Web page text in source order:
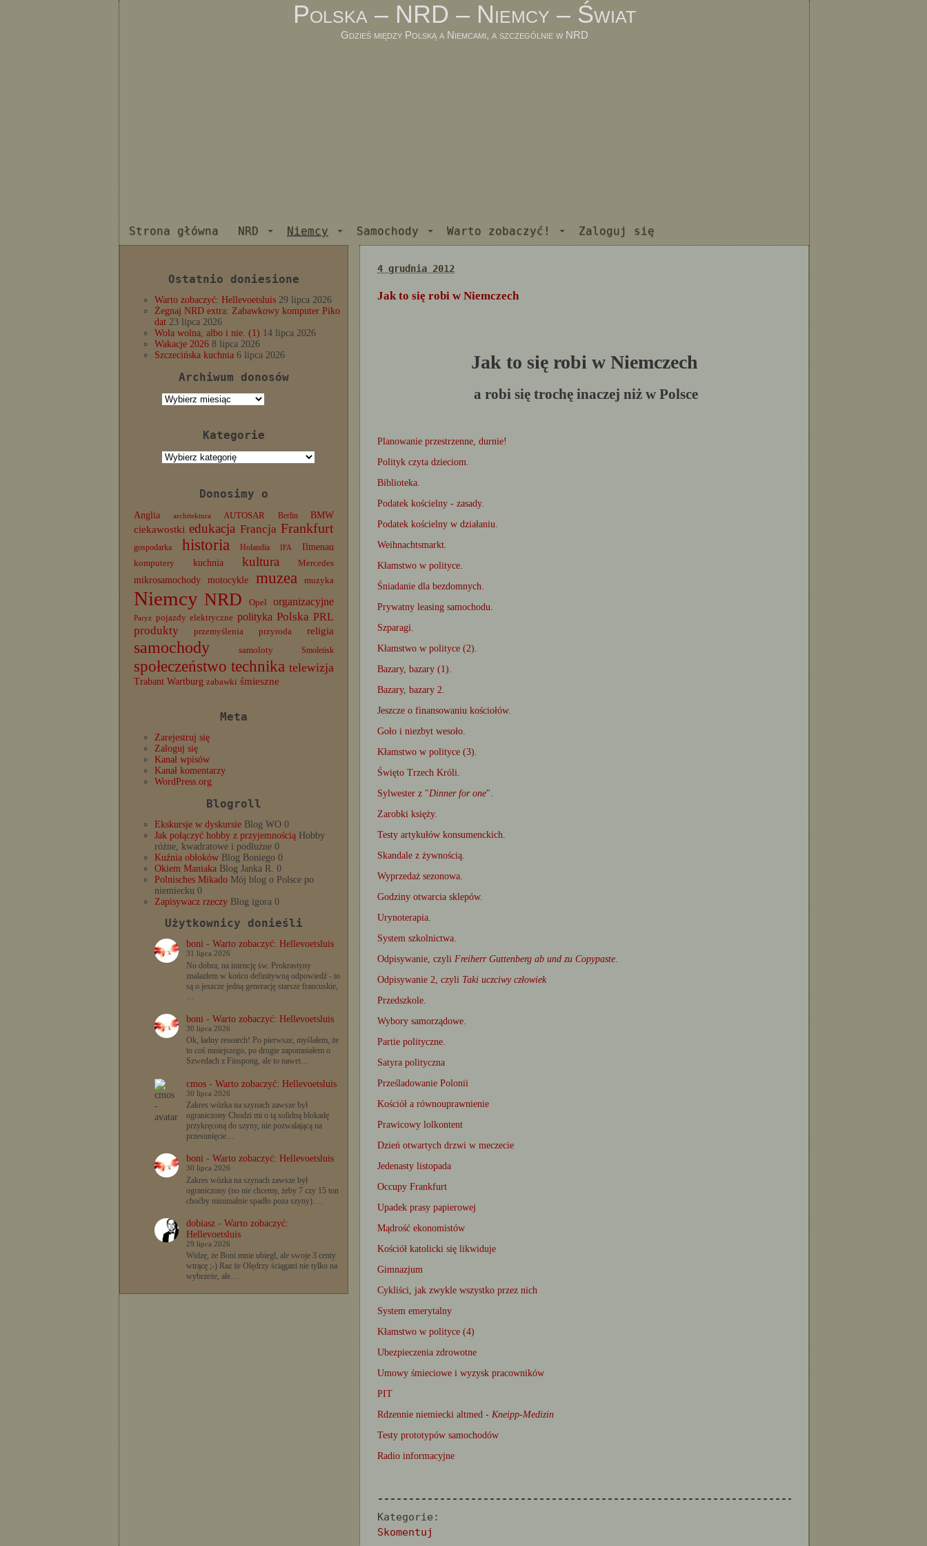
Polska – NRD – Niemcy – Świat
Gdzieś między Polską a Niemcami, a szczególnie w NRD
Strona główna NRD Niemcy Samochody Warto zobaczyć! Zaloguj się
Ostatnio doniesione
Warto zobaczyć: Hellevoetsluis 29 lipca 2026
Żegnaj NRD extra: Zabawkowy komputer Piko
dat 23 lipca 2026
Wola wolna, albo i nie. (1) 14 lipca 2026
Wakacje 2026 8 lipca 2026
Szczecińska kuchnia 6 lipca 2026
Archiwum donosów
Archiwum
Kategorie
Kategorie
Donosimy o
Anglia architektura AUTOSAR Berlin BMW
ciekawostki edukacja Francja Frankfurt
gospodarka historia Holandia IFA
Ilmenau
komputery
kuchnia kultura Mercedes
mikrosamochody motocykle muzea muzyka
Niemcy NRD Opel organizacyjne
Paryż pojazdy elektryczne polityka Polska PRL
produkty
przemyślenia przyroda religia
samochody samoloty Smoleńsk
społeczeństwo technika telewizja
Trabant Wartburg zabawki śmieszne
Meta
Zarejestruj się
Zaloguj się
Kanał wpisów
Kanał komentarzy
WordPress.org
Blogroll
Ekskursje w dyskursie Blog WO 0
Jak połączyć hobby z przyjemnością Hobby
różne, kwadratowe i podłużne 0
Kuźnia obłoków Blog Boniego 0
Okiem Maniaka Blog Janka R. 0
Polnisches Mikado Mój blog o Polsce po
niemiecku 0
Zapisywacz rzeczy Blog igora 0
Użytkownicy donieśli
boni- Warto zobaczyć: Hellevoetsluis
31 lipca 2026
No dobra, na intencję św. Prokrastyny
znalazłem w końcu definitywną odpowiedź - to
są o jeszcze jedną generację starsze francuskie,
…
boni- Warto zobaczyć: Hellevoetsluis
30 lipca 2026
Ok, ładny research! Po pierwsze, myślałem, że
to coś mniejszego, po drugie zapomniałem o
Szwedach z Finspong, ale to nawet…
cmos- Warto zobaczyć: Hellevoetsluis
30 lipca 2026
Zakres wózka na szynach zawsze był
ograniczony Chodzi mi o tą solidną blokadę
przykręconą do szyny, nie pozwalającą na
przesunięcie…
boni- Warto zobaczyć: Hellevoetsluis
30 lipca 2026
Zakres wózka na szynach zawsze był
ograniczony (no nie chcemy, żeby 7 czy 15 ton
choćby minimalnie spadło poza szyny).…
dobiasz- Warto zobaczyć:
Hellevoetsluis
29 lipca 2026
Widzę, że Boni mnie ubiegł, ale swoje 3 centy
wtrącę ;-) Raz że Olędrzy ściągani nie tylko na
wybrzeże, ale…
4 grudnia 2012
Jak to się robi w Niemczech
Jak to się robi w Niemczech
a robi się trochę inaczej niż w Polsce
Planowanie przestrzenne, durnie!
Polityk czyta dzieciom.
Biblioteka.
Podatek kościelny - zasady.
Podatek kościelny w działaniu.
Weihnachtsmarkt.
Kłamstwo w polityce.
Śniadanie dla bezdomnych.
Prywatny leasing samochodu.
Szparagi.
Kłamstwo w polityce (2).
Bazary, bazary (1).
Bazary, bazary 2.
Jeszcze o finansowaniu kościołów.
Goło i niezbyt wesoło.
Kłamstwo w polityce (3).
Święto Trzech Króli.
Sylwester z "Dinner for one".
Zarobki księży.
Testy artykułów konsumenckich.
Skandale z żywnością.
Wyprzedaż sezonowa.
Godziny otwarcia sklepów.
Urynoterapia.
System szkolnictwa.
Odpisywanie, czyli Freiherr Guttenberg ab und zu Copypaste
Odpisywanie 2, czyli Taki uczciwy człowiek
Przedszkole.
Wybory samorządowe.
Partie polityczne.
Satyra polityczna
Prześladowanie Polonii
Kościół a równouprawnienie
Prawicowy lolkontent
Dzień otwartych drzwi w meczecie
Jedenasty listopada
Occupy Frankfurt
Upadek prasy papierowej
Mądrość ekonomistów
Kościół katolicki się likwiduje
Gimnazjum
Cykliści, jak zwykle wszystko przez nich
System emerytalny
Kłamstwo w polityce (4)
Ubezpieczenia zdrowotne
Umowy śmieciowe i wyzysk pracowników
PIT
Rdzennie niemiecki altmed - Kneipp-Medizin
Testy prototypów samochodów
Radio informacyjne
Kategorie:
Skomentuj